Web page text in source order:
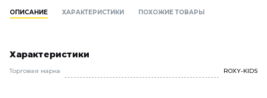
ОПИСАНИЕ ХАРАКТЕРИСТИКИ ПОХОЖИЕ ТОВАРЫ
Характеристики
Торговая марка ROXY-KIDS